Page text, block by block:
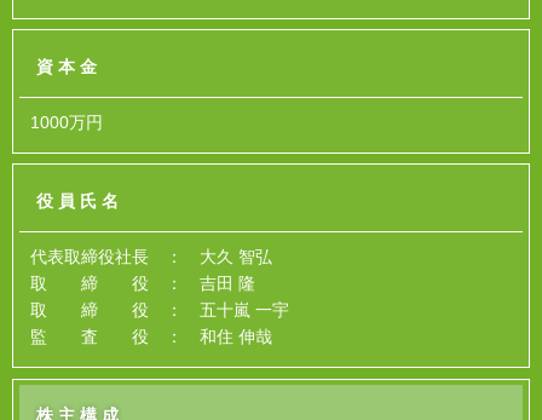
資本金
1000万円
役員氏名
代表取締役社長 ： 大久 智弘
取 締 役 ： 吉田 隆
取 締 役 ： 五十嵐 一宇
監 査 役 ： 和住 伸哉
株主構成